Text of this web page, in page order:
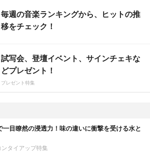
毎週の音楽ランキングから、ヒットの推
移をチェック！
試写会、登壇イベント、サインチェキな
どプレゼント！
プレゼント特集
一目瞭然の浸透力！味の違いに衝撃を受ける水と
ンタイアップ特集